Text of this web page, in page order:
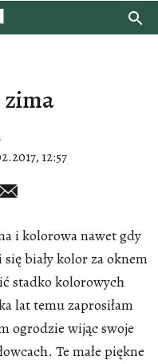
12:57
i kolorowa nawet gdy
biały kolor za oknem
stadko kolorowych
lat temu zaprosiłam
ogrodzie wijąc swoje
Te małe piękne